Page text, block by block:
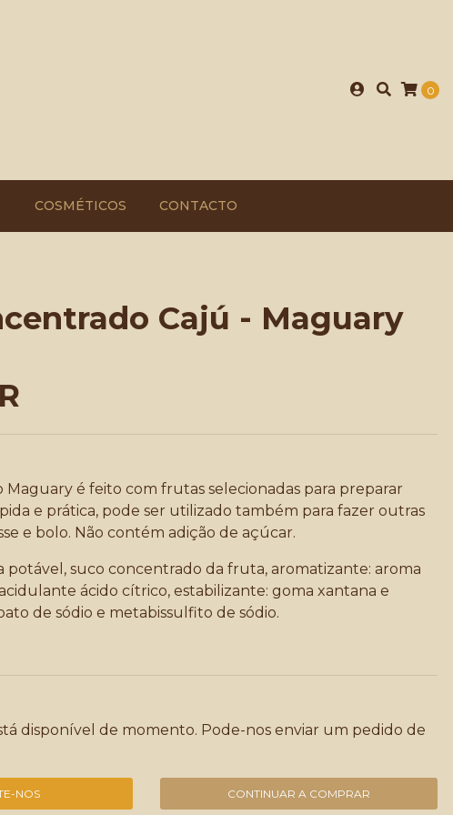
0
COSMÉTICOS CONTACTO
Cajú - Maguary
Maguary é feito com frutas selecionadas para preparar
e prática, pode ser utilizado também para fazer outras
e bolo. Não contém adição de açúcar.
potável, suco concentrado da fruta, aromatizante: aroma
ácido cítrico, estabilizante: goma xantana e
de sódio e metabissulfito de sódio.
disponível de momento. Pode-nos enviar um pedido de
NOS CONTINUAR A COMPRAR